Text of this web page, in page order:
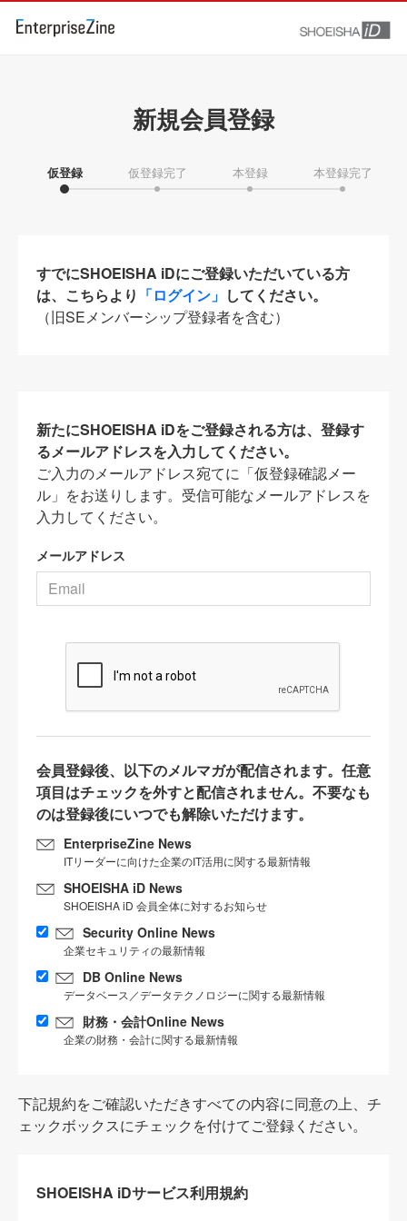
新規会員登録
仮登録 仮登録完了 本登録 本登録完了
すでにSHOEISHA iDにご登録いただいている方
は、こちらより 「ログイン」 してください。
（旧SEメンバーシップ登録者を含む）
新たにSHOEISHA iDをご登録される方は、登録す
るメールアドレスを入力してください。
ご入力のメールアドレス宛てに「仮登録確認メー
ル」をお送りします。受信可能なメールアドレスを
入力してください。
メールアドレス
会員登録後、以下のメルマガが配信されます。任意
項目はチェックを外すと配信されません。不要なも
のは登録後にいつでも解除いただけます。
EnterpriseZine News
ITリーダーに向けた企業のIT活用に関する最新情報
SHOEISHA iD News
SHOEISHA iD 会員全体に対するお知らせ
Security Online News
企業セキュリティの最新情報
DB Online News
データベース／データテクノロジーに関する最新情報
財務・会計Online News
企業の財務・会計に関する最新情報
下記規約をご確認いただきすべての内容に同意の上、チ
ェックボックスにチェックを付けてご登録ください。
SHOEISHA iDサービス利用規約